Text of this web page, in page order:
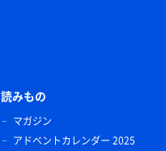
読みもの
マガジン
アドベントカレンダー 2025